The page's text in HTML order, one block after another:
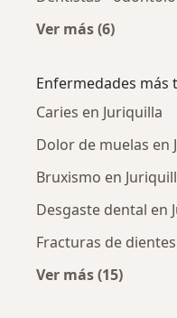
Ver más (6)
Enfermedades más
Caries en Juriquilla
Dolor de muelas en
Bruxismo en
Desgaste dental en
Fracturas de
Ver más (15)